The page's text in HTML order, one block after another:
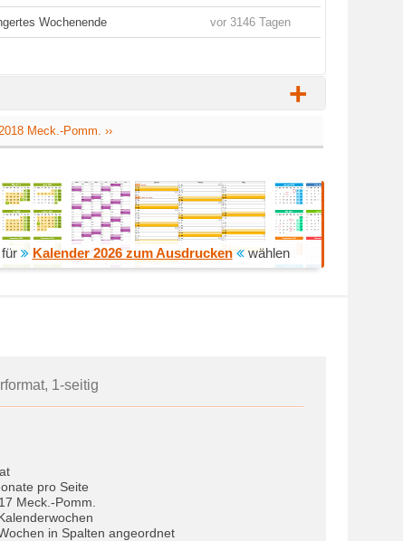
Wochenende vor 3146 Tagen
+
Meck.-Pomm. ››
Kalender 2026 zum Ausdrucken wählen
1-seitig
pro Seite
Meck.-Pomm.
in Spalten angeordnet